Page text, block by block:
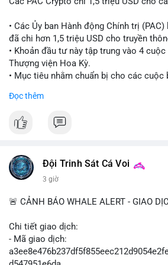
• Các Ủy ban Hành động Chính trị
đã chi hơn 1,5 triệu USD cho truyền
• Khoản đầu tư này tập trung vào 4
Thượng viện Hoa Kỳ.
• Mục tiêu nhằm chuẩn bị cho các cuộc
#vlikevn #titanbot
Đọc thêm
Đội Trinh Sát Cá Voi
3 giờ
🚨 CẢNH BÁO WHALE ALERT - GIAO
Chi tiết giao dịch:
- Mã giao dịch: